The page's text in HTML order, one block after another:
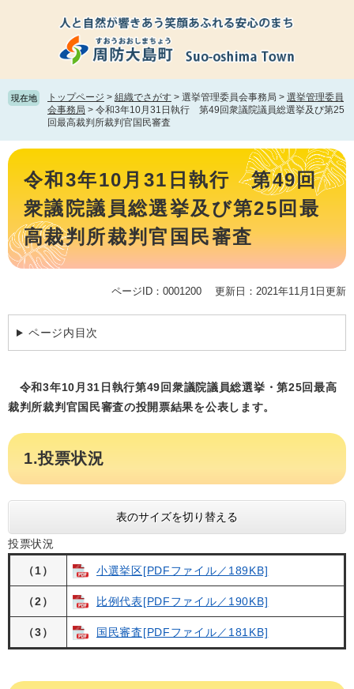
頭
で
飛
ば
て
本
現在地 トップページ > 組織でさがす > 選挙管理委員会事務局 > 選挙管理委員
会事務局 > 令和3年10月31日執行 第49回衆議院議員総選挙及び第25
回最高裁判所裁判官国民審査
本
令和3年10月31日執行 第49回
衆議院議員総選挙及び第25回最
高裁判所裁判官国民審査
ページID：0001200 更新日：2021年11月1日更新
ページ内目次
令和3年10月31日執行第49回衆議院議員総選挙・第25回最高
裁判所裁判官国民審査の投開票結果を公表します。
1.投票状況
表のサイズを切り替える
投票状況
（1） 小選挙区[PDFファイル／189KB]
（2） 比例代表[PDFファイル／190KB]
（3） 国民審査[PDFファイル／181KB]